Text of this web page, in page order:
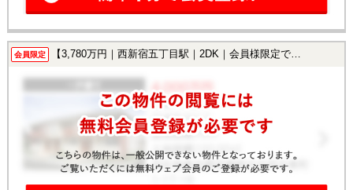
会員限定 【3,780万円｜西新宿五丁目駅｜2DK｜会員様限定で公開中！】